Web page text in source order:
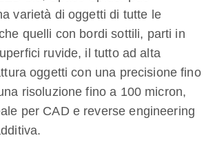
varietà di oggetti di tutte le
quelli con bordi sottili, parti in
ruvide, il tutto ad alta
oggetti con una precisione fino
risoluzione fino a 100 micron,
per CAD e reverse engineering